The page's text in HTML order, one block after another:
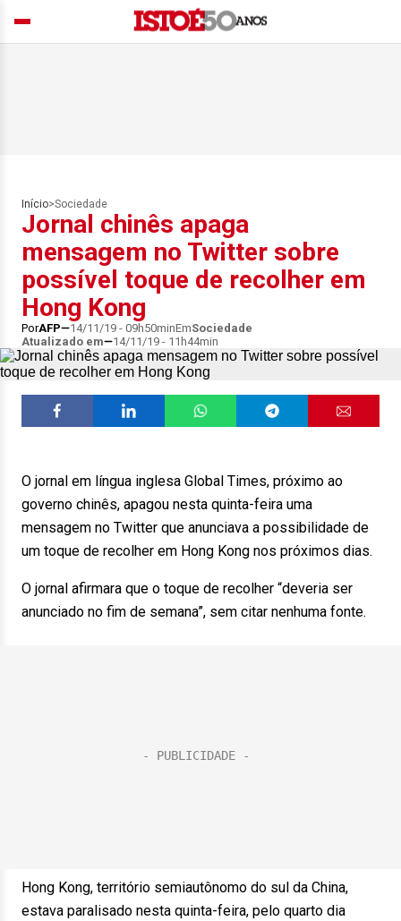
Início>Sociedade
Jornal chinês apaga
mensagem no Twitter sobre
possível toque de recolher em
Hong Kong
PorAFP 14/11/19 - 09h50minEmSociedade
Atualizado em
14/11/19 - 11h44min
O jornal em língua inglesa Global Times, próximo ao
governo chinês, apagou nesta quinta-feira uma
mensagem no Twitter que anunciava a possibilidade de
um toque de recolher em Hong Kong nos próximos dias.
O jornal afirmara que o toque de recolher “deveria ser
anunciado no fim de semana”, sem citar nenhuma fonte.
Hong Kong, território semiautônomo do sul da China,
estava paralisado nesta quinta-feira, pelo quarto dia